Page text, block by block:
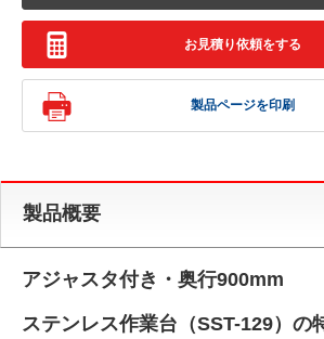
お見積り依頼をする
製品ページを印刷
製品概要
アジャスタ付き・奥行900mm
ステンレス作業台（SST-129）の